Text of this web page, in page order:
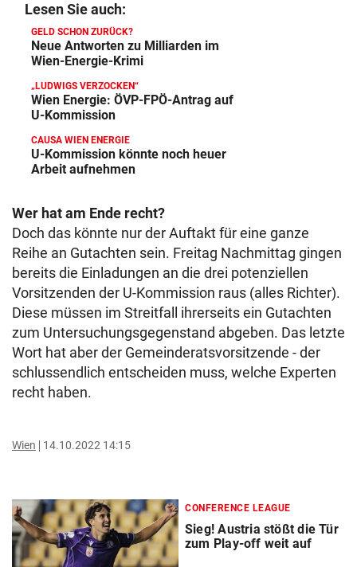
Lesen Sie auch:
GELD SCHON ZURÜCK?
Neue Antworten zu Milliarden im
Wien-Energie-Krimi
„LUDWIGS VERZOCKEN“
Wien Energie: ÖVP-FPÖ-Antrag auf
U-Kommission
CAUSA WIEN ENERGIE
U-Kommission könnte noch heuer
Arbeit aufnehmen
Wer hat am Ende recht?
Doch das könnte nur der Auftakt für eine ganze
Reihe an Gutachten sein. Freitag Nachmittag gingen
bereits die Einladungen an die drei potenziellen
Vorsitzenden der U-Kommission raus (alles Richter).
Diese müssen im Streitfall ihrerseits ein Gutachten
zum Untersuchungsgegenstand abgeben. Das letzte
Wort hat aber der Gemeinderatsvorsitzende - der
schlussendlich entscheiden muss, welche Experten
recht haben.
Wien 14.10.2022 14:15
CONFERENCE LEAGUE
Sieg! Austria stößt die Tür
zum Play-off weit auf